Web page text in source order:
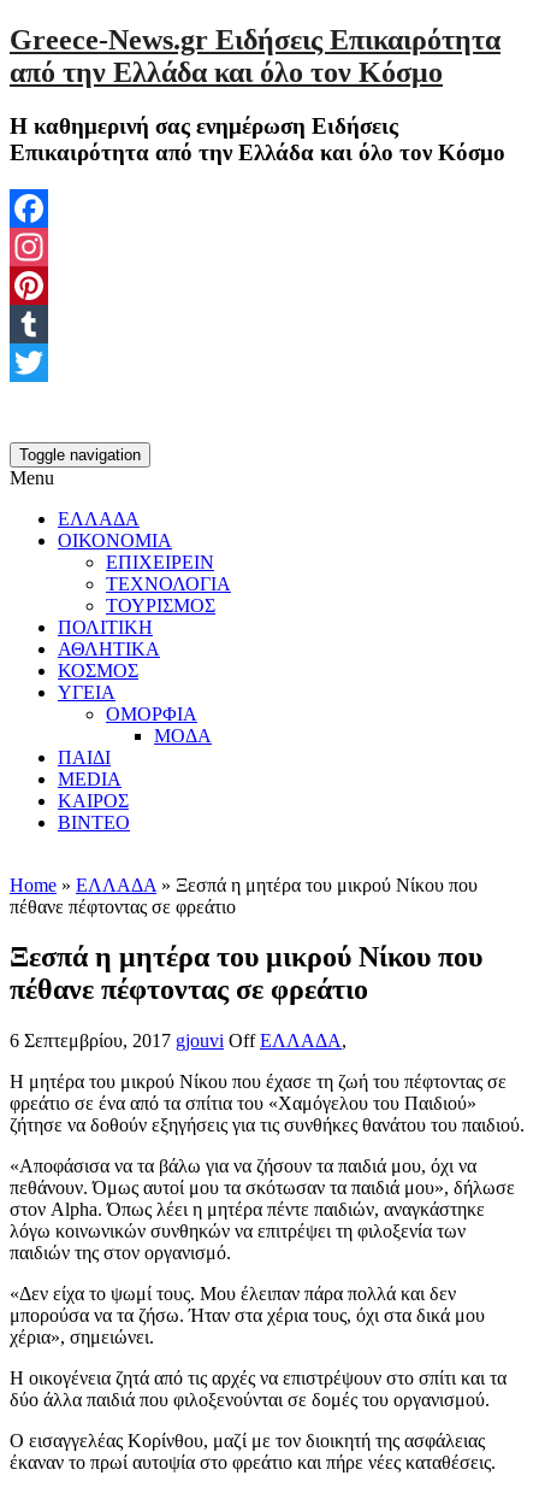
Greece-News.gr Ειδήσεις Επικαιρότητα
από την Ελλάδα και όλο τον Κόσμο
Η καθημερινή σας ενημέρωση Ειδήσεις
Επικαιρότητα από την Ελλάδα και όλο τον Κόσμο
Facebook
Instagram
Pinterest
Tumblr
Toggle navigation
Menu
ΕΛΛΑΔΑ
ΟΙΚΟΝΟΜΙΑ
ΕΠΙΧΕΙΡΕΙΝ
ΤΕΧΝΟΛΟΓΙΑ
ΤΟΥΡΙΣΜΟΣ
ΠΟΛΙΤΙΚΗ
ΑΘΛΗΤΙΚΑ
ΚΟΣΜΟΣ
ΥΓΕΙΑ
ΟΜΟΡΦΙΑ
ΜΟΔΑ
ΠΑΙΔΙ
MEDIA
ΚΑΙΡΟΣ
ΒΙΝΤΕΟ
Home » ΕΛΛΑΔΑ » Ξεσπά η μητέρα του μικρού Νίκου που
πέθανε πέφτοντας σε φρεάτιο
Ξεσπά η μητέρα του μικρού Νίκου που
πέθανε πέφτοντας σε φρεάτιο
6 Σεπτεμβρίου, 2017 gjouvi Off ΕΛΛΑΔΑ,
Η μητέρα του μικρού Νίκου που έχασε τη ζωή του πέφτοντας σε
φρεάτιο σε ένα από τα σπίτια του «Χαμόγελου του Παιδιού»
ζήτησε να δοθούν εξηγήσεις για τις συνθήκες θανάτου του παιδιού.
«Αποφάσισα να τα βάλω για να ζήσουν τα παιδιά μου, όχι να
πεθάνουν. Όμως αυτοί μου τα σκότωσαν τα παιδιά μου», δήλωσε
στον Alpha. Όπως λέει η μητέρα πέντε παιδιών, αναγκάστηκε
λόγω κοινωνικών συνθηκών να επιτρέψει τη φιλοξενία των
παιδιών της στον οργανισμό.
«Δεν είχα το ψωμί τους. Μου έλειπαν πάρα πολλά και δεν
μπορούσα να τα ζήσω. Ήταν στα χέρια τους, όχι στα δικά μου
χέρια», σημειώνει.
Η οικογένεια ζητά από τις αρχές να επιστρέψουν στο σπίτι και τα
δύο άλλα παιδιά που φιλοξενούνται σε δομές του οργανισμού.
Ο εισαγγελέας Κορίνθου, μαζί με τον διοικητή της ασφάλειας
έκαναν το πρωί αυτοψία στο φρεάτιο και πήρε νέες καταθέσεις.